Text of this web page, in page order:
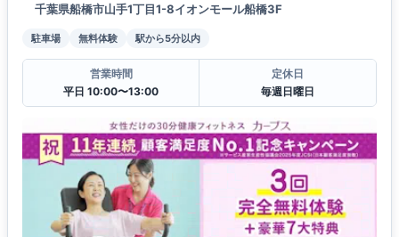
千葉県船橋市山手1丁目1-8イオンモール船橋3F
駐車場 無料体験 駅から5分以内
営業時間
平日 10:00〜13:00
定休日
毎週日曜日